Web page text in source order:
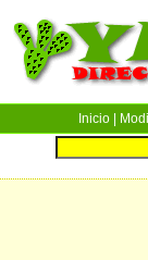
Inicio |